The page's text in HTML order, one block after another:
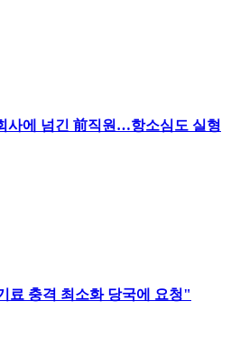
사에 넘긴 前직원…항소심도 실형
료 충격 최소화 당국에 요청"